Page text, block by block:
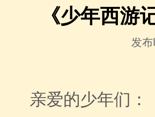
《少年西游
发
亲爱的少年们：